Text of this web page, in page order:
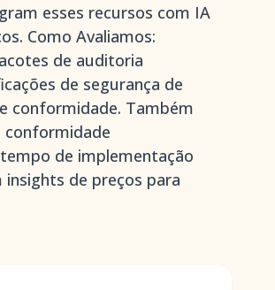
esses recursos com IA
Como Avaliamos:
de auditoria
de segurança de
conformidade. Também
conformidade
de implementação
de preços para